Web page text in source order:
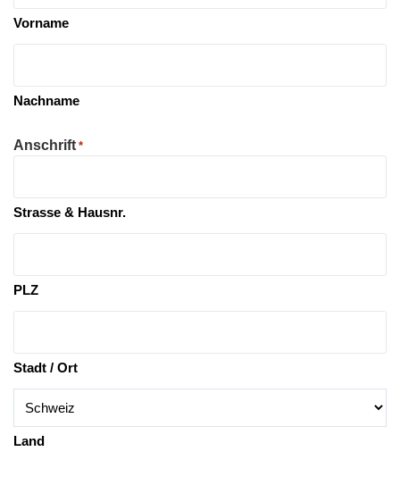
Vorname
Nachname
Anschrift *
Strasse & Hausnr.
PLZ
Stadt / Ort
Land